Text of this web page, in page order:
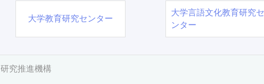
大学教育研究センター
大学言語文化教育研究セ
ンター
研究推進機構